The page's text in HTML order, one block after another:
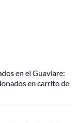
en el Guaviare:
en carrito de